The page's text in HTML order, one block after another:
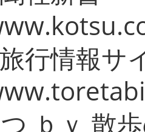
行情報サ
ｂｙ 散